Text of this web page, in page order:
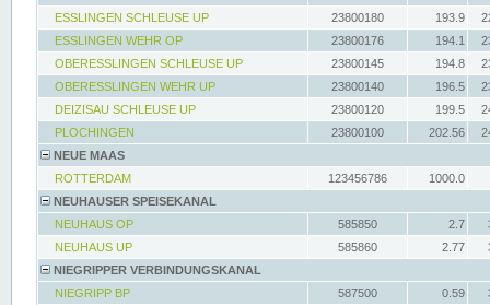
ESSLINGEN SCHLEUSE UP
23800180 193.9
ESSLINGEN WEHR OP
23800176 194.1
OBERESSLINGEN SCHLEUSE UP
23800145 194.8
OBERESSLINGEN WEHR UP
23800140 196.5
DEIZISAU SCHLEUSE UP
23800120 199.5
PLOCHINGEN
23800100 202.56
NEUE MAAS
ROTTERDAM
123456786
1000.0
NEUHAUSER SPEISEKANAL
NEUHAUS OP
585850 2.7
NEUHAUS UP
585860 2.77
NIEGRIPPER VERBINDUNGSKANAL
NIEGRIPP BP
587500 0.59